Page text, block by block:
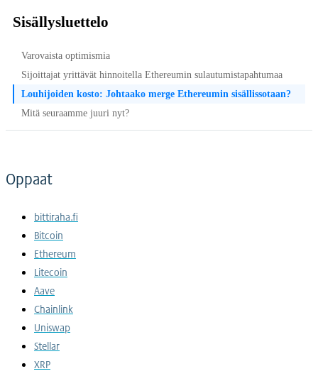
Sisällysluettelo
Varovaista optimismia
Sijoittajat yrittävät hinnoitella Ethereumin sulautumistapahtumaa
Louhijoiden kosto: Johtaako merge Ethereumin sisällissotaan?
Mitä seuraamme juuri nyt?
Oppaat
bittiraha.fi
Bitcoin
Ethereum
Litecoin
Aave
Chainlink
Uniswap
Stellar
XRP